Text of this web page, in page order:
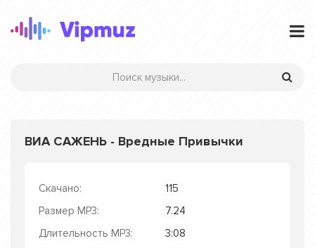
ВИА САЖЕНЬ - Вредные Привычки
Скачано:
115
Размер MP3:
7.24
Длительность MP3:
3:08